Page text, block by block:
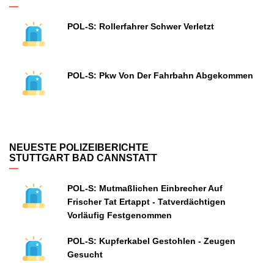
POL-S: Rollerfahrer Schwer Verletzt
POL-S: Pkw Von Der Fahrbahn Abgekommen
NEUESTE POLIZEIBERICHTE
STUTTGART BAD CANNSTATT
POL-S: Mutmaßlichen Einbrecher Auf
Frischer Tat Ertappt - Tatverdächtigen
Vorläufig Festgenommen
POL-S: Kupferkabel Gestohlen - Zeugen
Gesucht